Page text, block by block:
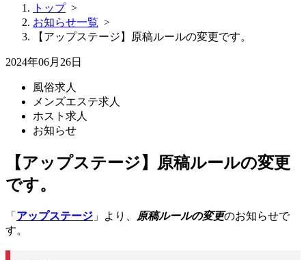
トップ >
お知らせ一覧 >
【アップステージ】原稿ルールの変更です。
2024年06月26日
風俗求人
メンズエステ求人
ホスト求人
お知らせ
【アップステージ】原稿ルールの変更
です。
「 アップステージ 」より、 原稿ルールの変更のお知らせで
す。